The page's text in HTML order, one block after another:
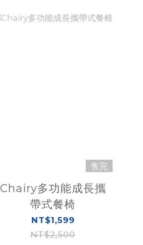
售完
Chairy多功能成長攜
帶式餐椅
NT$1,599
NT$2,500